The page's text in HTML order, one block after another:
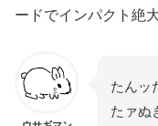
ードでインパクト絶
たんッ
たァぬ